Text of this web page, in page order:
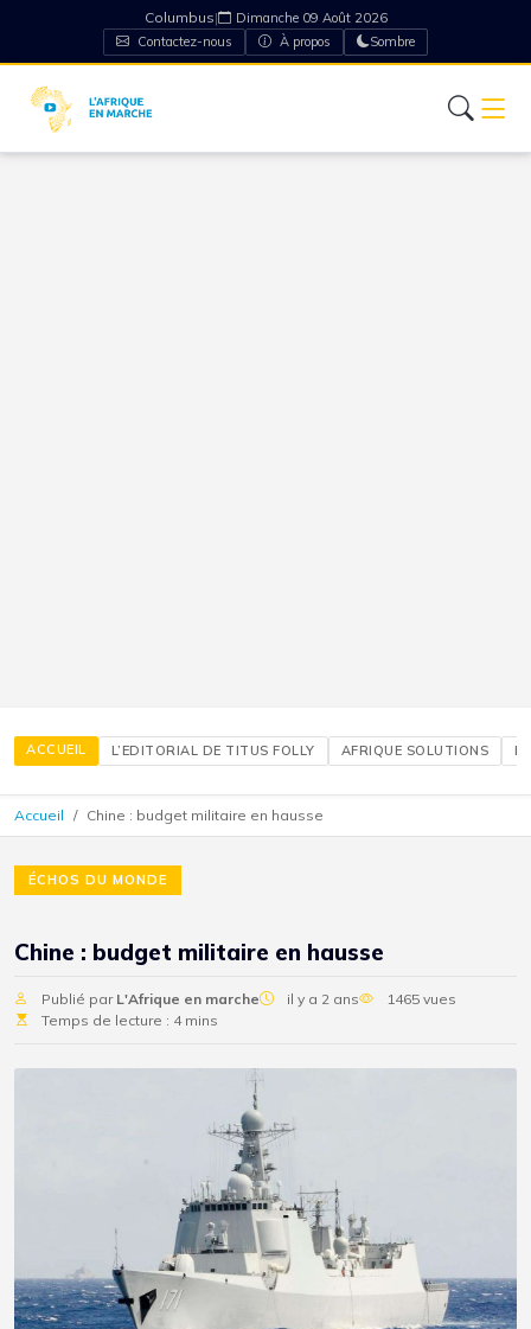
Columbus|
Dimanche 09 Août 2026
Contactez-nous
À propos Sombre
ACCUEIL L’EDITORIAL DE TITUS FOLLY AFRIQUE SOLUTIONS
Accueil Chine : budget militaire en hausse
ÉCHOS DU MONDE
Chine : budget militaire en hausse
Publié par L'Afrique en marche il y a 2 ans
1465 vues
Temps de lecture : 4 mins